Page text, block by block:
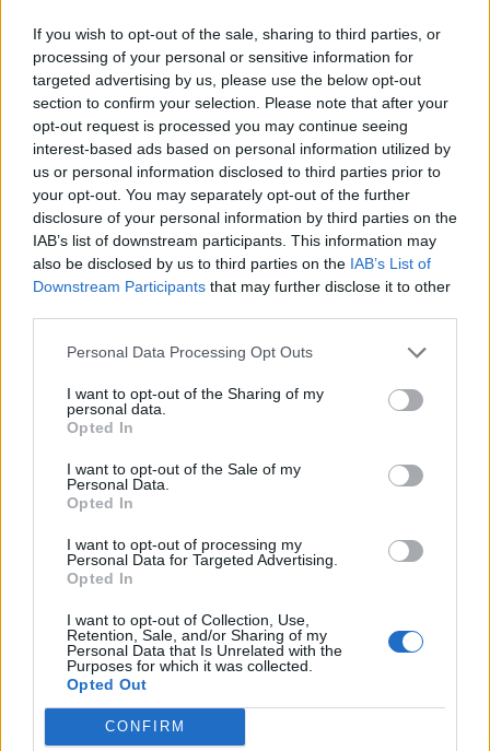
If you wish to opt-out of the sale, sharing to third parties, or
processing of your personal or sensitive information for
targeted advertising by us, please use the below opt-out
section to confirm your selection. Please note that after your
opt-out request is processed you may continue seeing
interest-based ads based on personal information utilized by
us or personal information disclosed to third parties prior to
your opt-out. You may separately opt-out of the further
disclosure of your personal information by third parties on the
IAB’s list of downstream participants. This information may
also be disclosed by us to third parties on the IAB’s List of
Downstream Participants that may further disclose it to other
Personal Data Processing Opt Outs
I want to opt-out of the Sharing of my
personal data.
Opted In
I want to opt-out of the Sale of my
Personal Data.
Opted In
I want to opt-out of processing my
Personal Data for Targeted Advertising.
Opted In
I want to opt-out of Collection, Use,
Retention, Sale, and/or Sharing of my
Personal Data that Is Unrelated with the
Purposes for which it was collected.
Opted Out
CONFIRM
Die Antwort auf dieses Rätsel lautet:
M
T
F
I
T
L
I F
T
I L
M
I L M T
SUCHE NACH WEITEREN
Levelnummer suchen, aber wir empfehlen Ihnen, die Suche
nach Buchstaben zu verwenden.
Wählen Sie Ihr Level:
Wort Kreuz Level 19